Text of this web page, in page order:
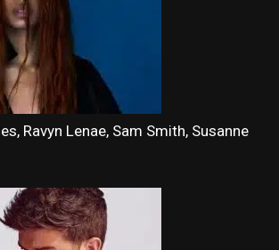
Ravyn Lenae, Sam Smith, Susanne